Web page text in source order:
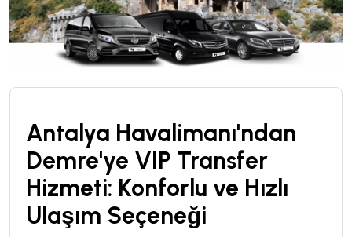
Antalya Havalimanı'ndan
Demre'ye VIP Transfer
Hizmeti: Konforlu ve Hızlı
Ulaşım Seçeneği